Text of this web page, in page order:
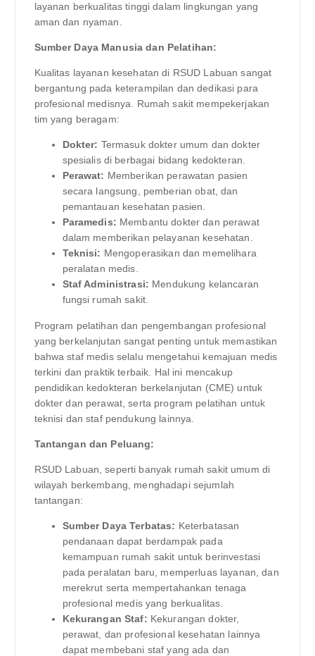
layanan berkualitas tinggi dalam lingkungan yang
aman dan nyaman.
Sumber Daya Manusia dan Pelatihan:
Kualitas layanan kesehatan di RSUD Labuan sangat
bergantung pada keterampilan dan dedikasi para
profesional medisnya. Rumah sakit mempekerjakan
tim yang beragam:
Dokter: Termasuk dokter umum dan dokter
spesialis di berbagai bidang kedokteran.
Perawat: Memberikan perawatan pasien
secara langsung, pemberian obat, dan
pemantauan kesehatan pasien.
Paramedis: Membantu dokter dan perawat
dalam memberikan pelayanan kesehatan.
Teknisi: Mengoperasikan dan memelihara
peralatan medis.
Staf Administrasi: Mendukung kelancaran
fungsi rumah sakit.
Program pelatihan dan pengembangan profesional
yang berkelanjutan sangat penting untuk memastikan
bahwa staf medis selalu mengetahui kemajuan medis
terkini dan praktik terbaik. Hal ini mencakup
pendidikan kedokteran berkelanjutan (CME) untuk
dokter dan perawat, serta program pelatihan untuk
teknisi dan staf pendukung lainnya.
Tantangan dan Peluang:
RSUD Labuan, seperti banyak rumah sakit umum di
wilayah berkembang, menghadapi sejumlah
tantangan:
Sumber Daya Terbatas: Keterbatasan
pendanaan dapat berdampak pada
kemampuan rumah sakit untuk berinvestasi
pada peralatan baru, memperluas layanan, dan
merekrut serta mempertahankan tenaga
profesional medis yang berkualitas.
Kekurangan Staf: Kekurangan dokter,
perawat, dan profesional kesehatan lainnya
dapat membebani staf yang ada dan